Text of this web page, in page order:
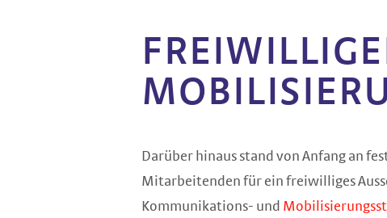
Darüber hinaus stand von Anfang an
Mitarbeitenden für ein freiwilliges
Kommunikations- und